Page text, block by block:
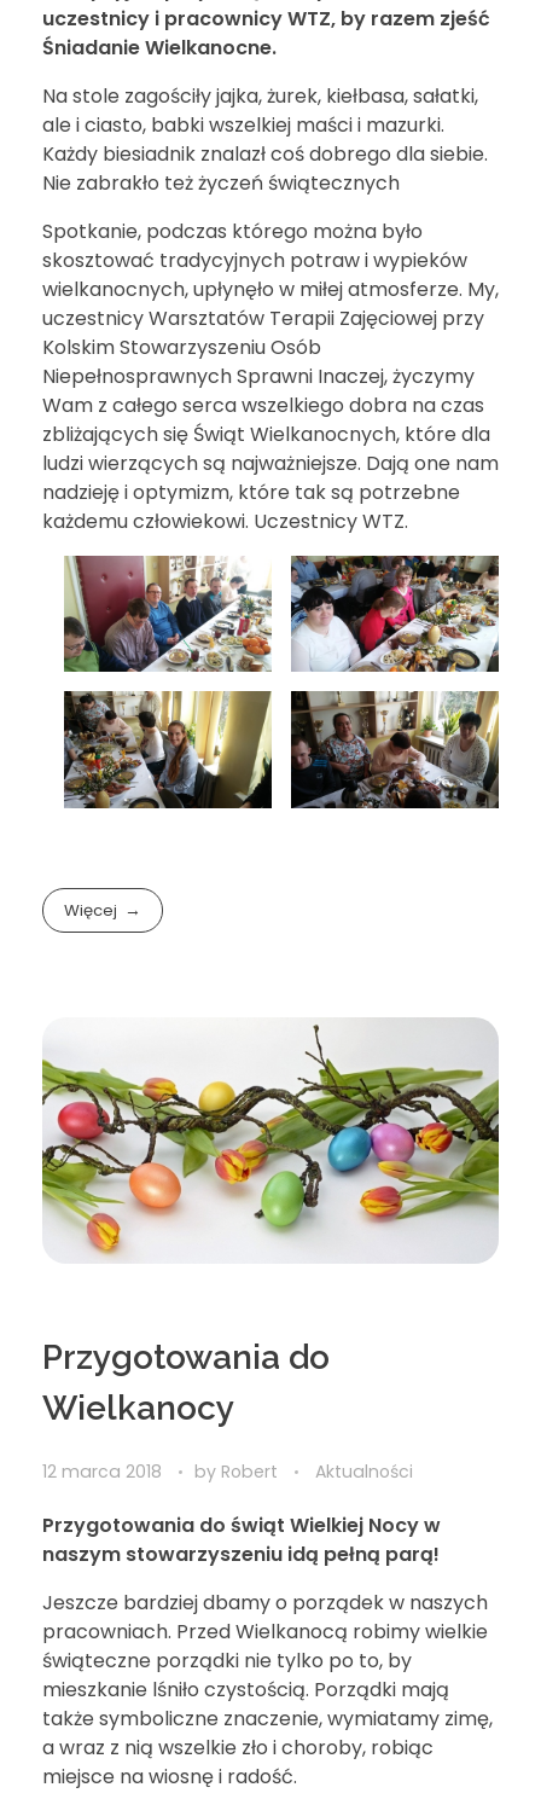
uczestnicy i pracownicy WTZ, by razem zjeść
Śniadanie Wielkanocne.
Na stole zagościły jajka, żurek, kiełbasa, sałatki,
ale i ciasto, babki wszelkiej maści i mazurki.
Każdy biesiadnik znalazł coś dobrego dla siebie.
Nie zabrakło też życzeń świątecznych
Spotkanie, podczas którego można było
skosztować tradycyjnych potraw i wypieków
wielkanocnych, upłynęło w miłej atmosferze. My,
uczestnicy Warsztatów Terapii Zajęciowej przy
Kolskim Stowarzyszeniu Osób
Niepełnosprawnych Sprawni Inaczej, życzymy
Wam z całego serca wszelkiego dobra na czas
zbliżających się Świąt Wielkanocnych, które dla
ludzi wierzących są najważniejsze. Dają one nam
nadzieję i optymizm, które tak są potrzebne
każdemu człowiekowi. Uczestnicy WTZ.
Więcej
Przygotowania do
Wielkanocy
12 marca 2018 by Robert Aktualności
Przygotowania do świąt Wielkiej Nocy w
naszym stowarzyszeniu idą pełną parą!
Jeszcze bardziej dbamy o porządek w naszych
pracowniach. Przed Wielkanocą robimy wielkie
świąteczne porządki nie tylko po to, by
mieszkanie lśniło czystością. Porządki mają
także symboliczne znaczenie, wymiatamy zimę,
a wraz z nią wszelkie zło i choroby, robiąc
miejsce na wiosnę i radość.